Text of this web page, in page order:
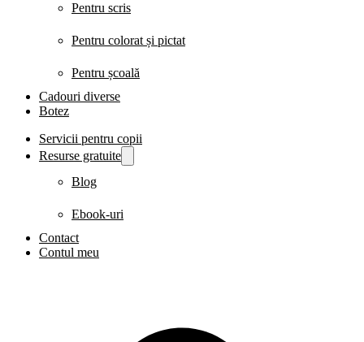
Pentru scris
Pentru colorat și pictat
Pentru școală
Cadouri diverse
Botez
Servicii pentru copii
Resurse gratuite
Blog
Ebook-uri
Contact
Contul meu